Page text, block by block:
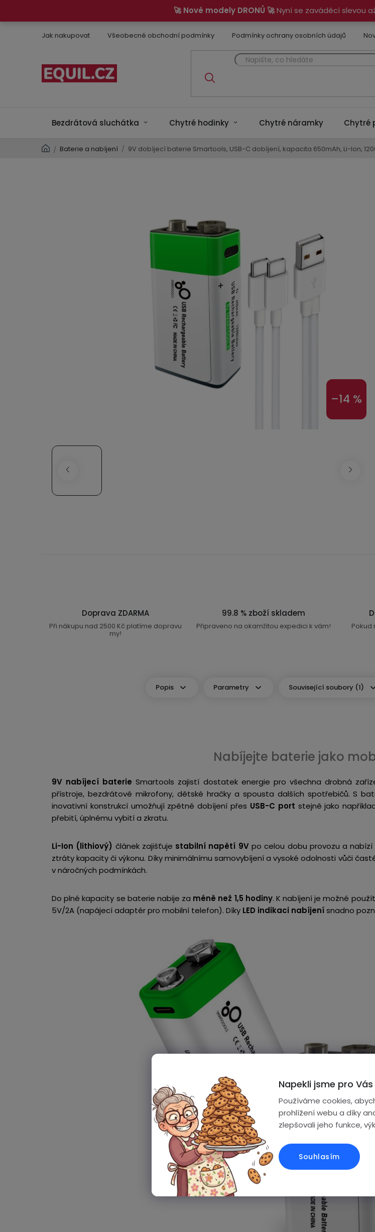
Napekli jsme pro
Používáme cookies,
prohlížení webu a díky
zlepšovali jeho funkce,
Souhlasím
🚀 Nové modely DRONŮ 🚀Nyní se zaváděcí slevou
Jak nakupovat Všeobecné obchodní podmínky Podmínky ochrany osobních údajů
Bezdrátová sluchátka Chytré hodinky Chytré náramky Chytré
Domů
/ Baterie a nabíjení / 9V dobíjecí baterie Smartools, USB-C dobíjení, kapacita 650mAh, Li-Ion,
–14 %
Doprava ZDARMA
Při nákupu nad 2500 Kč platíme dopravu
my!
99.8 % zboží skladem
Připraveno na okamžitou expedici k vám! Pokud
Popis Parametry Související soubory (1)
Nabíjejte baterie jako
9V nabíjecí baterie Smartools zajistí dostatek energie pro všechna drobná
přístroje, bezdrátové mikrofony, dětské hračky a spousta dalších spotřebičů. S
inovativní konstrukcí umožňují zpětné dobíjení přes USB-C port stejně jako
přebití, úplnému vybití a zkratu.
Li-Ion (lithiový) článek zajišťuje stabilní napětí 9Vpo celou dobu provozu a
ztráty kapacity či výkonu. Díky minimálnímu samovybíjení a vysoké odolnosti vůči
v náročných podmínkách.
Do plné kapacity se baterie nabije za méně než 1,5 hodiny. K nabíjení je možné
5V/2A (napájecí adaptér pro mobilní telefon). Díky LED indikaci nabíjenísnadno